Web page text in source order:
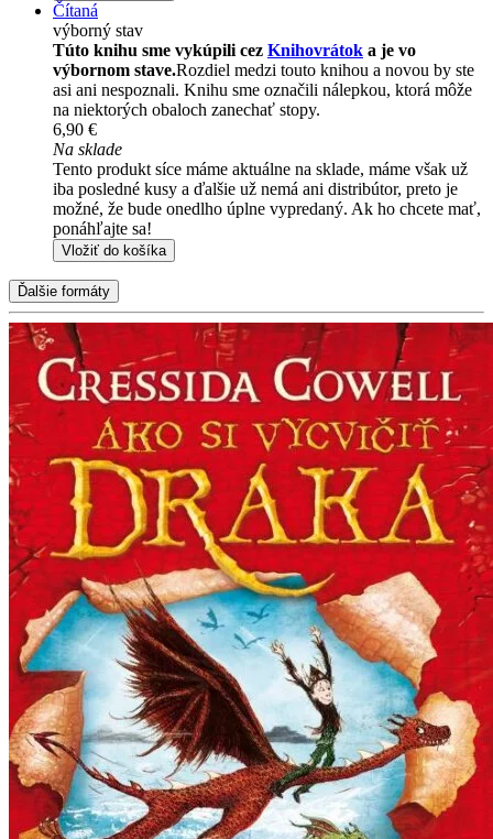
Čítaná
výborný stav
Túto knihu sme vykúpili cez Knihovrátok a je vo
výbornom stave.Rozdiel medzi touto knihou a novou by ste
asi ani nespoznali. Knihu sme označili nálepkou, ktorá môže
na niektorých obaloch zanechať stopy.
6,90 €
Na sklade
Tento produkt síce máme aktuálne na sklade, máme však už
iba posledné kusy a ďalšie už nemá ani distribútor, preto je
možné, že bude onedlho úplne vypredaný. Ak ho chcete mať,
ponáhľajte sa!
Vložiť do košíka
Ďalšie formáty